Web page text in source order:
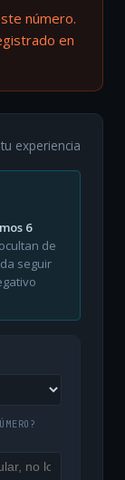
número.
en
experiencia
6
de
seguir